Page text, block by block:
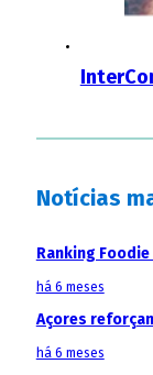
Notícias
Ranking
há 6 meses
Açores
há 6 meses